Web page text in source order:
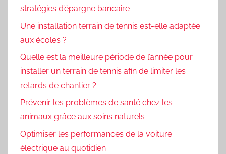
stratégies d’épargne bancaire
Une installation terrain de tennis est-elle adaptée
aux écoles ?
Quelle est la meilleure période de l’année pour
installer un terrain de tennis afin de limiter les
retards de chantier ?
Prévenir les problèmes de santé chez les
animaux grâce aux soins naturels
Optimiser les performances de la voiture
électrique au quotidien